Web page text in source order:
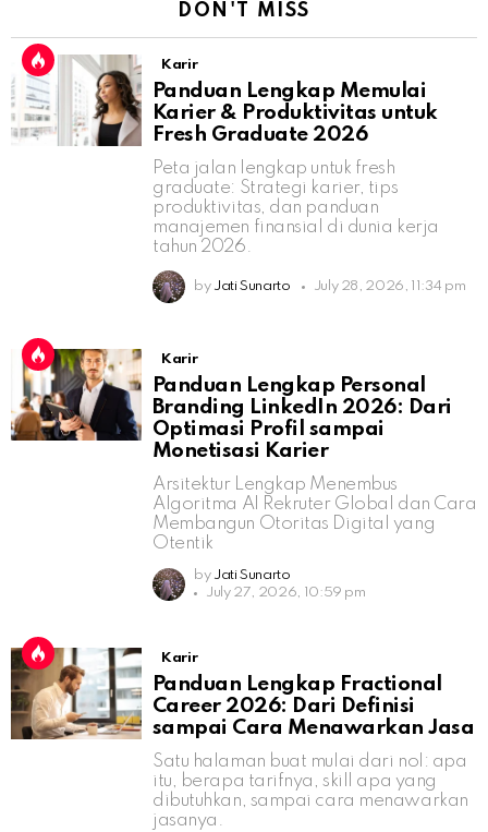
DON'T MISS
Karir
Panduan Lengkap Memulai
Karier & Produktivitas untuk
Fresh Graduate 2026
Peta jalan lengkap untuk fresh
graduate: Strategi karier, tips
produktivitas, dan panduan
manajemen finansial di dunia kerja
tahun 2026.
by Jati Sunarto July 28, 2026, 11:34 pm
Karir
Panduan Lengkap Personal
Branding LinkedIn 2026: Dari
Optimasi Profil sampai
Monetisasi Karier
Arsitektur Lengkap Menembus
Algoritma AI Rekruter Global dan Cara
Membangun Otoritas Digital yang
Otentik
by Jati Sunarto
July 27, 2026, 10:59 pm
Karir
Panduan Lengkap Fractional
Career 2026: Dari Definisi
sampai Cara Menawarkan Jasa
Satu halaman buat mulai dari nol: apa
itu, berapa tarifnya, skill apa yang
dibutuhkan, sampai cara menawarkan
jasanya.